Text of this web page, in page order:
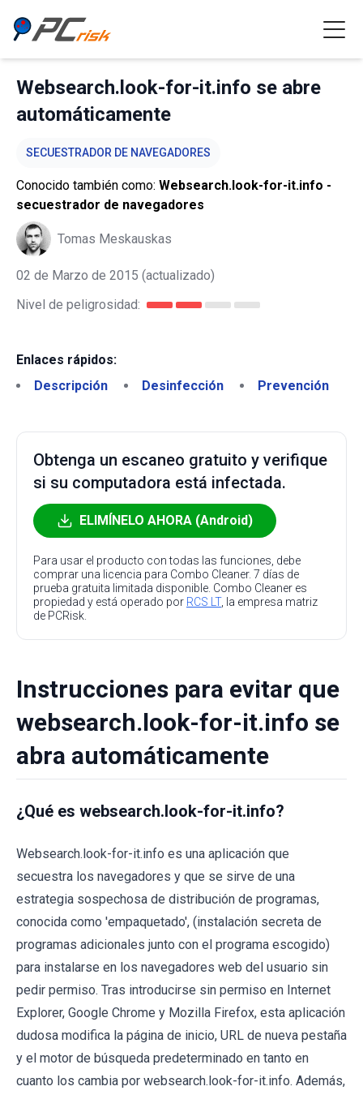
Websearch.look-for-it.info se abre
automáticamente
SECUESTRADOR DE NAVEGADORES
Conocido también como: Websearch.look-for-it.info -
secuestrador de navegadores
Tomas Meskauskas
02 de Marzo de 2015 (actualizado)
Nivel de peligrosidad:
Enlaces rápidos:
Descripción
Desinfección Prevención
Obtenga un escaneo gratuito y verifique
si su computadora está infectada.
ELIMÍNELO AHORA (Android)
Para usar el producto con todas las funciones, debe
comprar una licencia para Combo Cleaner. 7 días de
prueba gratuita limitada disponible. Combo Cleaner es
propiedad y está operado por RCS LT, la empresa matriz
de PCRisk.
Instrucciones para evitar que
websearch.look-for-it.info se
abra automáticamente
¿Qué es websearch.look-for-it.info?
Websearch.look-for-it.info es una aplicación que
secuestra los navegadores y que se sirve de una
estrategia sospechosa de distribución de programas,
conocida como 'empaquetado', (instalación secreta de
programas adicionales junto con el programa escogido)
para instalarse en los navegadores web del usuario sin
pedir permiso. Tras introducirse sin permiso en Internet
Explorer, Google Chrome y Mozilla Firefox, esta aplicación
dudosa modifica la página de inicio, URL de nueva pestaña
y el motor de búsqueda predeterminado en tanto en
cuanto los cambia por websearch.look-for-it.info. Además,